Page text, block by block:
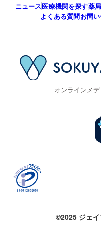
ニュース医療機関を探す薬
よくある質問お問
オンラインメ
©2025 ジェ